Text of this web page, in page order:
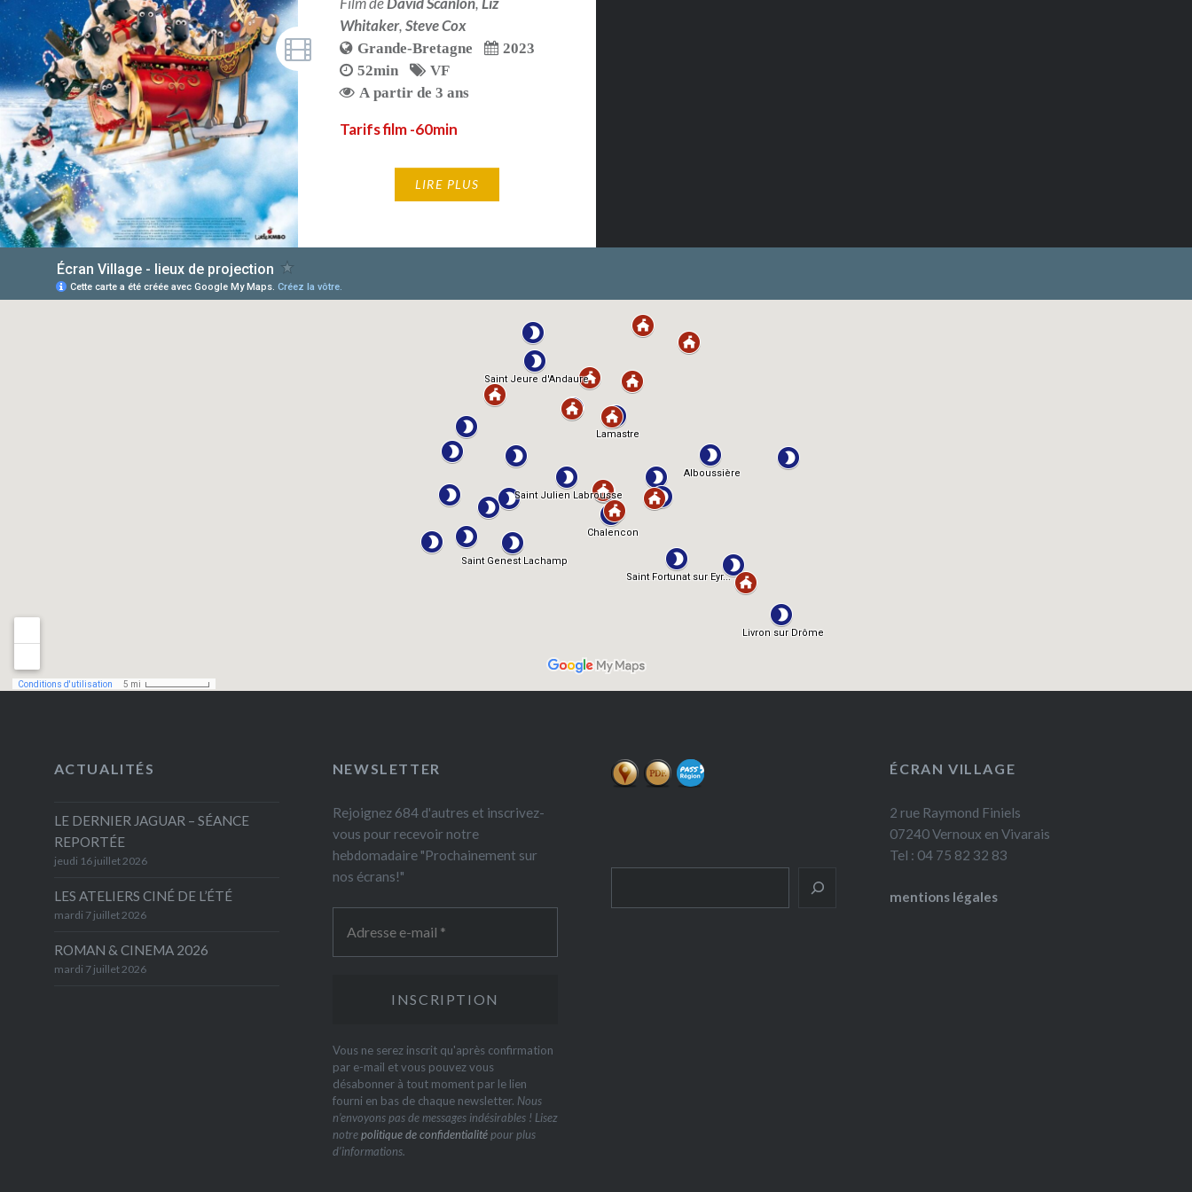
Whitaker,Steve Cox
Grande-Bretagne
2023
52min
VF
A partir de 3 ans
Tarifs film -60min
LIRE PLUS
ACTUALITÉS
LE DERNIER JAGUAR – SÉANCE
REPORTÉE
jeudi 16 juillet 2026
LES ATELIERS CINÉ DE L’ÉTÉ
mardi 7 juillet 2026
ROMAN & CINEMA 2026
mardi 7 juillet 2026
NEWSLETTER
Rejoignez 684 d'autres et inscrivez-
vous pour recevoir notre
hebdomadaire "Prochainement sur
nos écrans!"
Vous ne serez inscrit qu'après confirmation
par e-mail et vous pouvez vous
désabonner à tout moment par le lien
fourni en bas de chaque newsletter. Nous
n’envoyons pas de messages indésirables ! Lisez
notrepolitique de confidentialitépour plus
d’informations.
ÉCRAN VILLAGE
2 rue Raymond Finiels
07240 Vernoux en Vivarais
Tel : 04 75 82 32 83
mentions légales